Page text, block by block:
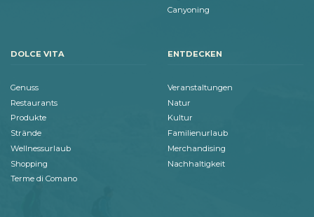
Canyoning
DOLCE VITA
Genuss
Restaurants
Produkte
Strände
Wellnessurlaub
Shopping
Terme di Comano
ENTDECKEN
Veranstaltungen
Natur
Kultur
Familienurlaub
Merchandising
Nachhaltigkeit